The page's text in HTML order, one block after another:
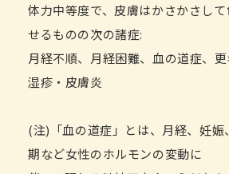
体力中等度で、皮膚はかさかさし
せるものの次の諸症:
月経不順、月経困難、血の道症、更
湿疹・皮膚炎
(注)「血の道症」とは、月経、妊
期など女性のホルモンの変動に